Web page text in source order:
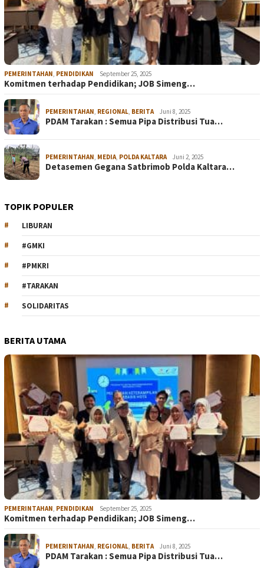
PEMERINTAHAN, PENDIDIKAN September 25, 2025
Komitmen terhadap Pendidikan; JOB Simeng…
PEMERINTAHAN, REGIONAL, BERITA Juni 8, 2025
PDAM Tarakan : Semua Pipa Distribusi Tua…
PEMERINTAHAN, MEDIA, POLDA KALTARA Juni 2, 2025
Detasemen Gegana Satbrimob Polda Kaltara…
TOPIK POPULER
LIBURAN
#GMKI
#PMKRI
#TARAKAN
SOLIDARITAS
BERITA UTAMA
PEMERINTAHAN, PENDIDIKAN September 25, 2025
Komitmen terhadap Pendidikan; JOB Simeng…
PEMERINTAHAN, REGIONAL, BERITA Juni 8, 2025
PDAM Tarakan : Semua Pipa Distribusi Tua…